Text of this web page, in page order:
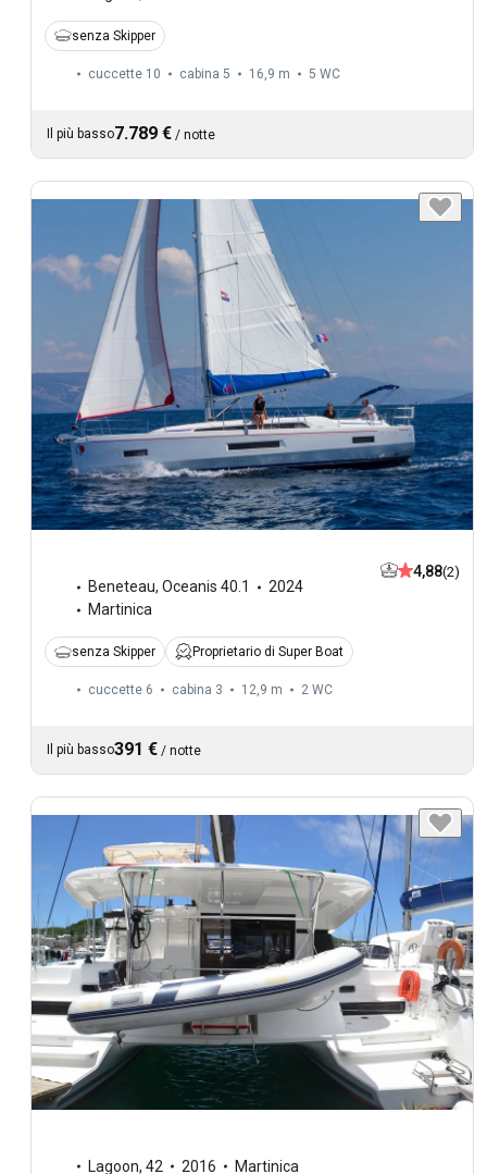
senza Skipper
cuccette 10 cabina 5 16,9 m 5 WC
Il più basso7.789 € / notte
Beneteau, Oceanis 40.1
2024
Martinica
4,88(2)
senza Skipper Proprietario di Super Boat
cuccette 6 cabina 3 12,9 m 2 WC
Il più basso391 € / notte
Lagoon, 42 2016 Martinica